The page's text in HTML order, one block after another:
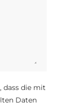
dass die mit
Daten